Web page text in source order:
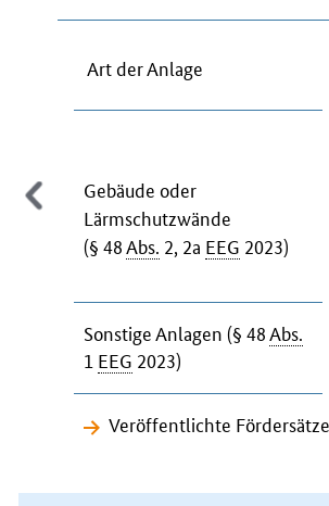
Veröffentlichte
Art der Anlage
Gebäude oder
Lärmschutzwände
(§ 48Abs. 2, 2a EEG 2023)
Sonstige Anlagen (§ 48Abs.
1 EEG 2023)